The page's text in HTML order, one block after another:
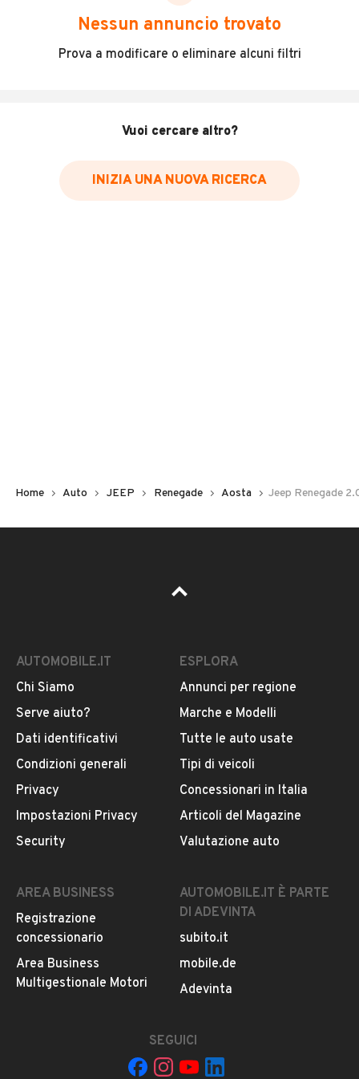
scegliere in modo trasparente e sicuro, come:
Incidenti in cui è stato coinvolto il veicolo
Data e luogo delle revisioni effettuate
Inserisci il numero di targa per verificare la disponibilità
Pubblicità
DESCRIZIONE
- Ultimo tagliando COMPLETO (tutti i filtri) appena
- Autovettura guidata sempre da NON fumatore.
condizioni.
- Prezzo indicato è naturalmente già comprensivo di IVA
e garanzia di conformità 12
mesi prevista per legge.
per informazioni e appuntamenti i nostri venditori
0165-42207/ Autoriparazioni Giachino
LEGGI TUTTO
INFORMAZIONI VEICOLO
Nessun annuncio trovato
Prova a modificare o eliminare alcuni filtri
Vuoi cercare altro?
INIZIA UNA NUOVA RICERCA
Home Auto JEEP Renegade Aosta Jeep Renegade
AUTOMOBILE.IT
Chi Siamo
Serve aiuto?
Dati identificativi
Condizioni generali
Privacy
Impostazioni Privacy
Security
ESPLORA
Annunci per regione
Marche e Modelli
Tutte le auto usate
Tipi di veicoli
Concessionari in Italia
Articoli del Magazine
Valutazione auto
AREA BUSINESS
Registrazione
concessionario
Area Business
Multigestionale Motori
AUTOMOBILE.IT È PARTE
DI ADEVINTA
subito.it
mobile.de
Adevinta
SEGUICI